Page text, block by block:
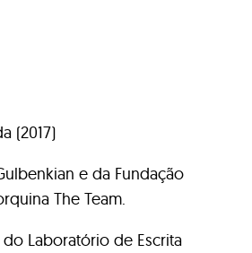
(2017)
e da Fundação
The Team.
Laboratório de Escrita